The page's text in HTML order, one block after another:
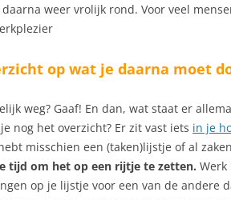
weer vrolijk rond. Voor veel
op wat je daarna moet
weg? Gaaf! En dan, wat staat er
nog het overzicht? Er zit vast iets in je
misschien een (taken)lijstje of al
tijd om het op een rijtje te zetten.
op je lijstje voor een van de andere